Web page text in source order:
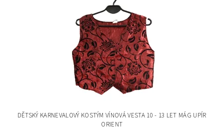
DĚTSKÝ KARNEVALOVÝ KOSTÝM VÍNOVÁ VESTA 10 - 13 LET MÁG UPÍR
ORIENT